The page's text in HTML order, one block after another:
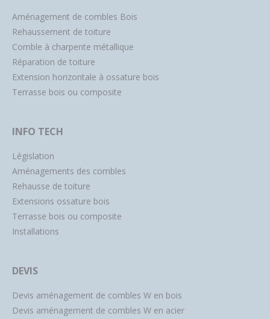
Aménagement de combles Bois
Rehaussement de toiture
Comble à charpente métallique
Réparation de toiture
Extension horizontale à ossature bois
Terrasse bois ou composite
INFO TECH
Législation
Aménagements des combles
Rehausse de toiture
Extensions ossature bois
Terrasse bois ou composite
Installations
DEVIS
Devis aménagement de combles W en bois
Devis aménagement de combles W en acier